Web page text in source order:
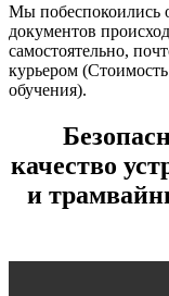
Мы побеспокоились
документов
самостоятельно,
курьером
обучения).
качество
и